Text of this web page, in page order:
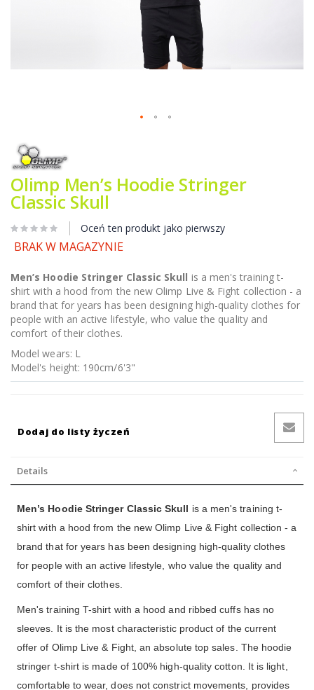
na
początek
galerii
Olimp Men’s Hoodie Stringer
Classic Skull
Oceń ten produkt jako pierwszy
BRAK W MAGAZYNIE
Men’s Hoodie Stringer Classic Skull is a men's training t-
shirt with a hood from the new Olimp Live & Fight collection - a
brand that for years has been designing high-quality clothes for
people with an active lifestyle, who value the quality and
comfort of their clothes.
Model wears: L
Model's height: 190cm/6'3"
Dodaj do listy życzeń
Details
Men’s Hoodie Stringer Classic Skull is a men's training t-
shirt with a hood from the new Olimp Live & Fight collection - a
brand that for years has been designing high-quality clothes
for people with an active lifestyle, who value the quality and
comfort of their clothes.
Men's training T-shirt with a hood and ribbed cuffs has no
sleeves. It is the most characteristic product of the current
offer of Olimp Live & Fight, an absolute top sales. The hoodie
stringer t-shirt is made of 100% high-quality cotton. It is light,
comfortable to wear, does not constrict movements, provides